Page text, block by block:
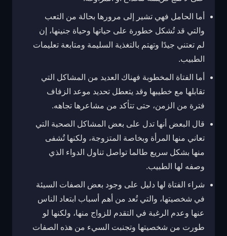
أما الحامل فهي تشير إلى مرورها بحالة من التعب
والتي قد تُشكل خطورة على حياتها وحياة جنينها، إن
لم تعتني جيدًا وتهتم بالتغذية السليمة ومتابعة تعليمات
الطبيب.
أما الفتاة المخطوبة فهناك العديد من المشاكل التي
تقابلها مع خطيبها وقد يتعطل تحديد موعد الزفاف
فترة من الزمن، حتى تتأكد من مشاعرها تجاهه.
قال البعض أنها تدل على بعض المشاكل الصحية التي
تعاني منها المرأة وبخاصة المتزوجة، ولكنها تُشفى
منها بشكل سريع طالما تواصل تناول الدواء الذي
وصفه لها الطبيب.
شراء الفتاة لها دليل على وجود بعض الصفات السيئة
في شخصيتها، والتي تُعد من أهم أسباب ابتعاد الناس
عنها وعدم الرغبة في التقدم للزواج منها، ولكنها لو
طورت من شخصيتها وتجنبت السيء من هذه الصفات